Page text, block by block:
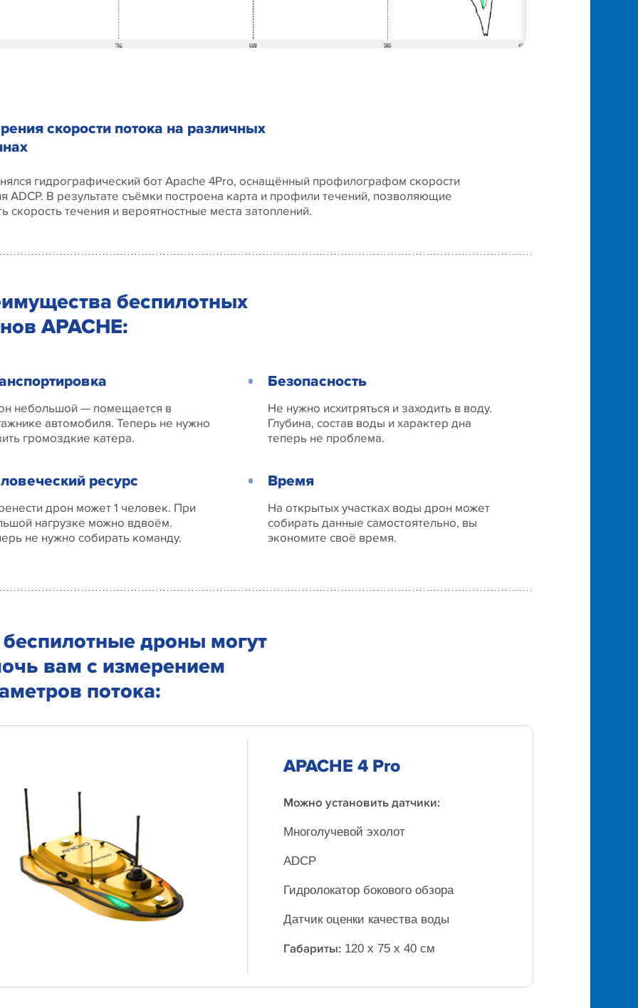
скорости потока на различных
гидрографический бот Apache 4Pro, оснащённый профилографом скорости
ADCP. В результате съёмки построена карта и профили течений, позволяющие
скорость течения и вероятностные места затоплений.
беспилотных
APACHE:
небольшой — помещается в
автомобиля. Теперь не нужно
громоздкие катера.
Безопасность
Не нужно исхитряться и заходить в воду.
Глубина, состав воды и характер дна
теперь не проблема.
ресурс
дрон может 1 человек. При
нагрузке можно вдвоём.
не нужно собирать команду.
Время
На открытых участках воды дрон может
собирать данные самостоятельно, вы
экономите своё время.
дроны могут
вам с измерением
потока:
APACHE 4 Pro
Можно установить датчики:
Многолучевой эхолот
ADCP
Гидролокатор бокового обзора
Датчик оценки качества воды
Габариты: 120 x 75 x 40 см